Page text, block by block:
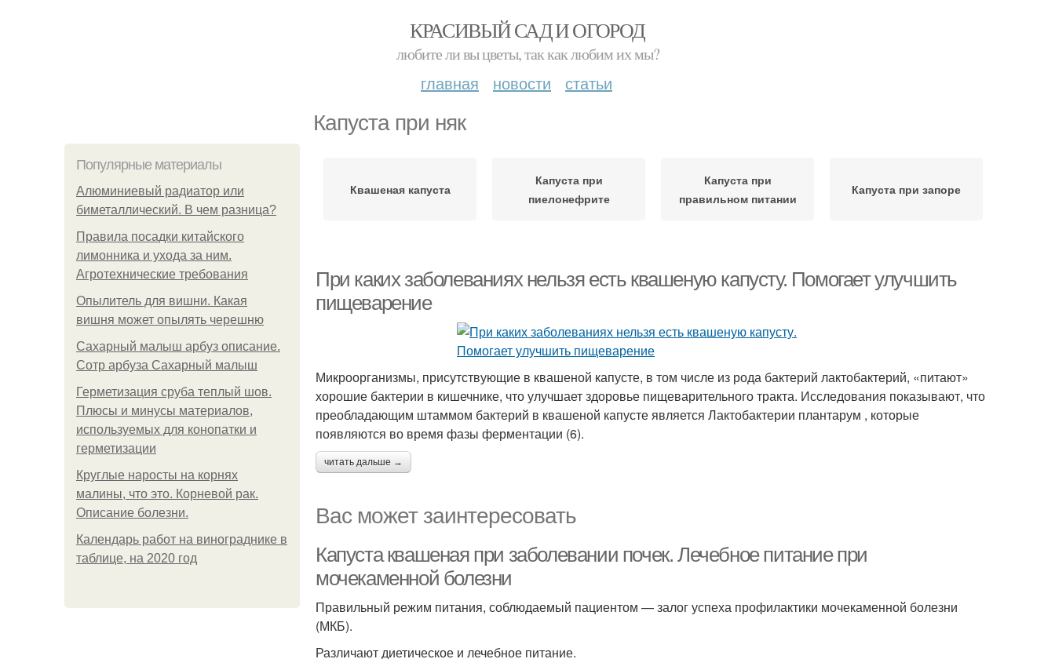
КРАСИВЫЙ САД И ОГОРОД
любите ли вы цветы, так как любим их мы?
главная новости статьи
Капуста при няк
Популярные материалы
Алюминиевый радиатор или
биметаллический. В чем разница?
Правила посадки китайского
лимонника и ухода за ним.
Агротехнические требования
Опылитель для вишни. Какая
вишня может опылять черешню
Сахарный малыш арбуз описание.
Сотр арбуза Сахарный малыш
Герметизация сруба теплый шов.
Плюсы и минусы материалов,
используемых для конопатки и
герметизации
Круглые наросты на корнях
малины, что это. Корневой рак.
Описание болезни.
Календарь работ на винограднике в
таблице, на 2020 год
Квашеная капуста
Капуста при
пиелонефрите
Капуста при
правильном питании
Капуста при запоре
При каких заболеваниях нельзя есть квашеную капусту. Помогает улучшить
пищеварение
Микроорганизмы, присутствующие в квашеной капусте, в том числе из рода бактерий лактобактерий, «питают»
хорошие бактерии в кишечнике, что улучшает здоровье пищеварительного тракта. Исследования показывают, что
преобладающим штаммом бактерий в квашеной капусте является Лактобактерии плантарум , которые
появляются во время фазы ферментации (6).
читать дальше →
Вас может заинтересовать
Капуста квашеная при заболевании почек. Лечебное питание при
мочекаменной болезни
Правильный режим питания, соблюдаемый пациентом — залог успеха профилактики мочекаменной болезни
(МКБ).
Различают диетическое и лечебное питание.